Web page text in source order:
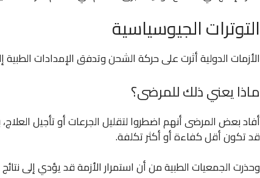
التوترات الجيوسياسية
الأزمات الدولية أثرت على حركة الشحن وتدفق الإمدادات الطبية
ماذا يعني ذلك للمرضى؟
أفاد بعض المرضى أنهم اضطروا لتقليل الجرعات أو تأجيل العلاج،
قد تكون أقل كفاءة أو أكثر تكلفة.
وحذرت الجمعيات الطبية من أن استمرار الأزمة قد يؤدي إلى